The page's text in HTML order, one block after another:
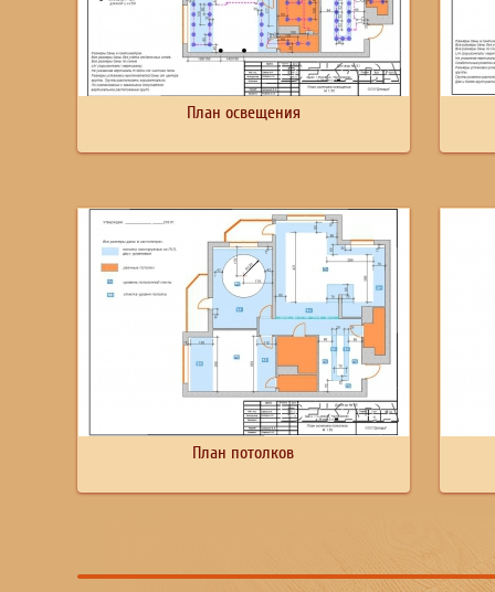
План освещения
План потолков